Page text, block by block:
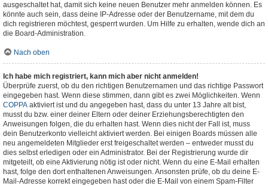
ausgeschaltet hat, damit sich keine neuen Benutzer mehr anmelden können. Es
könnte auch sein, dass deine IP-Adresse oder der Benutzername, mit dem du
dich registrieren möchtest, gesperrt wurden. Um Hilfe zu erhalten, wende dich an
die Board-Administration.
Nach oben
Ich habe mich registriert, kann mich aber nicht anmelden!
Überprüfe zuerst, ob du den richtigen Benutzernamen und das richtige Passwort
eingegeben hast. Wenn diese stimmen, dann gibt es zwei Möglichkeiten. Wenn
COPPA aktiviert ist und du angegeben hast, dass du unter 13 Jahre alt bist,
musst du bzw. einer deiner Eltern oder deiner Erziehungsberechtigten den
Anweisungen folgen, die du erhalten hast. Wenn dies nicht der Fall ist, muss
dein Benutzerkonto vielleicht aktiviert werden. Bei einigen Boards müssen alle
neu angemeldeten Mitglieder erst freigeschaltet werden – entweder musst du
dies selbst erledigen oder ein Administrator. Bei der Registrierung wurde dir
mitgeteilt, ob eine Aktivierung nötig ist oder nicht. Wenn du eine E-Mail erhalten
hast, folge den dort enthaltenen Anweisungen. Ansonsten prüfe, ob du deine E-
Mail-Adresse korrekt eingegeben hast oder die E-Mail von einem Spam-Filter